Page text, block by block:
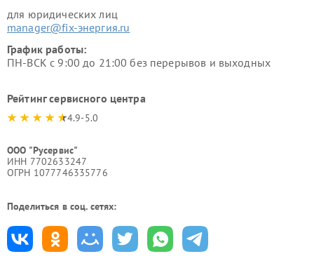
для юридических лиц
manager@fix-энергия.ru
График работы:
ПН-ВСК с 9:00 до 21:00 без перерывов и выходных
Рейтинг сервисного центра
4.9-5.0
ООО "Русервис"
ИНН 7702633247
ОГРН 1077746335776
Поделиться в соц. сетях: